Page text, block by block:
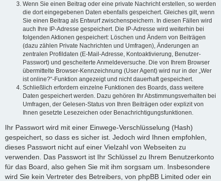
Wenn Sie einen Beitrag oder eine private Nachricht erstellen, so werden
die dort eingegebenen Daten ebenfalls gespeichert. Gleiches gilt, wenn
Sie einen Beitrag als Entwurf zwischenspeichern. In diesen Fällen wird
auch Ihre IP-Adresse gespeichert. Die IP-Adresse wird weiterhin bei
folgenden Aktionen gespeichert: Löschen und Ändern von Beiträgen
(dazu zählen Private Nachrichten und Umfragen), Änderungen an
zentralen Profildaten (E-Mail-Adresse, Kontoaktivierung, Benutzer-
Passwort) und gescheiterte Anmeldeversuche. Die von Ihrem Browser
übermittelte Browser-Kennzeichnung (User Agent) wird nur in der „Wer
ist online?“-Funktion angezeigt und nicht dauerhaft gespeichert.
Schließlich erfordern einzelne Funktionen des Boards, dass weitere
Daten gespeichert werden. Dazu gehören Ihr Abstimmungsverhalten bei
Umfragen, der Gelesen-Status von Ihren Beiträgen oder explizit von
Ihnen gesetzte Lesezeichen oder Benachrichtigungsfunktionen.
Ihr Passwort wird mit einer Einwege-Verschlüsselung (Hash)
gespeichert, so dass es sicher ist. Jedoch wird Ihnen empfohlen,
dieses Passwort nicht auf einer Vielzahl von Webseiten zu
verwenden. Das Passwort ist Ihr Schlüssel zu Ihrem Benutzerkonto
für das Board, also gehen Sie mit ihm sorgsam um. Insbesondere
wird Sie kein Vertreter des Betreibers, von phpBB Limited oder ein